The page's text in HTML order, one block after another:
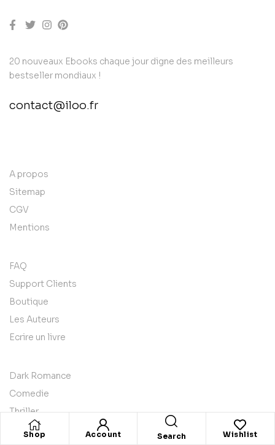
Shop Account Search Wishlist
20 nouveaux Ebooks chaque jour digne des meilleurs
bestseller mondiaux !
contact@iloo.fr
A propos
Sitemap
CGV
Mentions
FAQ
Support Clients
Boutique
Les Auteurs
Ecrire un livre
Dark Romance
Comedie
Thriller
Best Seller